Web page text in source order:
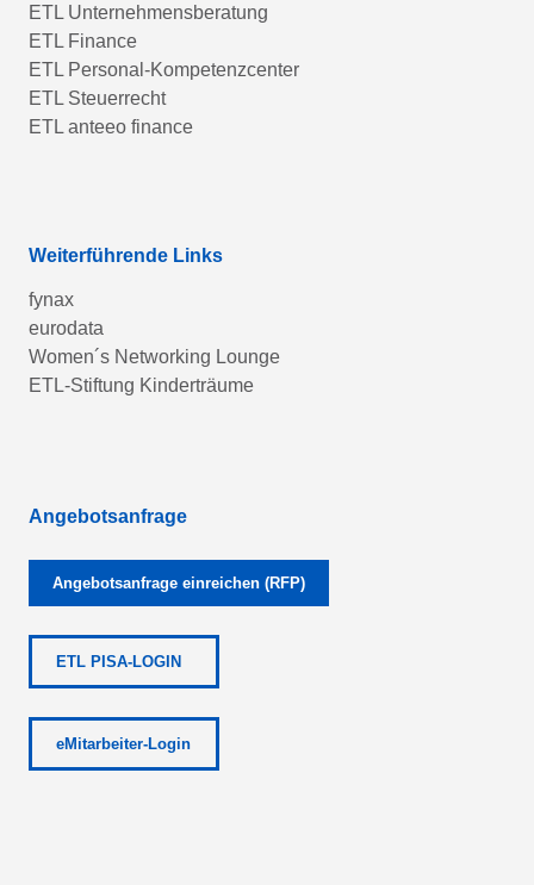
ETL Unternehmensberatung
ETL Finance
ETL Personal-Kompetenzcenter
ETL Steuerrecht
ETL anteeo finance
Weiterführende Links
fynax
eurodata
Women´s Networking Lounge
ETL-Stiftung Kinderträume
Angebotsanfrage
Angebotsanfrage einreichen (RFP)
ETL PISA-LOGIN
eMitarbeiter-Login